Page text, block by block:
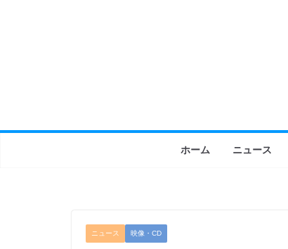
ホーム ニュース
ニュース 映像・CD